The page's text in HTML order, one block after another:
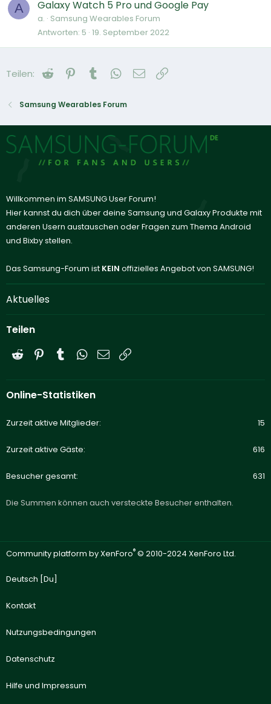
A Galaxy Watch 5 Pro und Google Pay
a. Samsung Wearables Forum
Antworten 5 19. September 2022
Teilen: Reddit Pinterest
Tumblr WhatsApp
E-Mail
Samsung Wearables Forum
Willkommen im SAMSUNG User Forum!
Hier kannst du dich über deine Samsung und Galaxy Produkte mit
anderen Usern austauschen oder Fragen zum Thema Android
und Bixby stellen.
Das Samsung-Forum ist KEIN offizielles Angebot von SAMSUNG!
Aktuelles
Teilen
Reddit PinterestTumblrWhatsApp
E-Mail
Online-Statistiken
Zurzeit aktive Mitglieder 15
Zurzeit aktive Gäste 616
Besucher gesamt 631
Die Summen können auch versteckte Besucher enthalten.
Community platform by XenForo® © 2010-2024 XenForo Ltd.
Deutsch [Du]
Kontakt
Nutzungsbedingungen
Datenschutz
Hilfe und Impressum